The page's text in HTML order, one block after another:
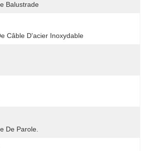
Balustrade
Câble D'acier Inoxydable
De Parole.